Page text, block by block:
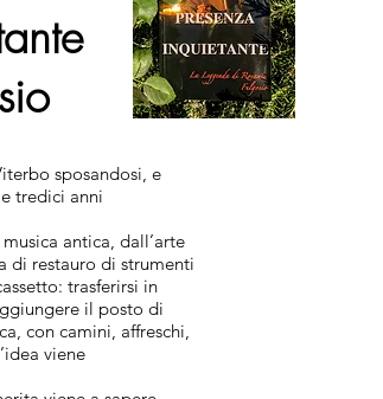
sposandosi, e
tredici anni
antica, dall’arte
di restauro di strumenti
trasferirsi in
il posto di
con camini, affreschi,
viene